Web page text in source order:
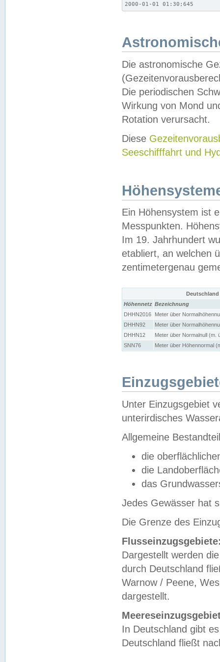
2000-01-01 01:30;645
Die astronomische
Die periodischen
Wirkung von Mond
Rotation verursacht.
Diese
Seeschifffahrt und
Ein Höhensystem ist
Messpunkten.
Im 19. Jahrhundert
etabliert, an welchen
zentimetergenau
Höhennetz Bezeichnung
DHHN2016
Meter über
DHHN92
Meter über
DHHN12
Meter über Normalnull (m.
SNN76
Meter über Höhennormal
Unter Einzugsgebiet
unterirdisches
Allgemeine
die
die
das
Jedes Gewässer hat
Die Grenze des
Dargestellt werden
durch Deutschland
Warnow / Peene,
dargestellt.
In Deutschland gibt
Deutschland fließt